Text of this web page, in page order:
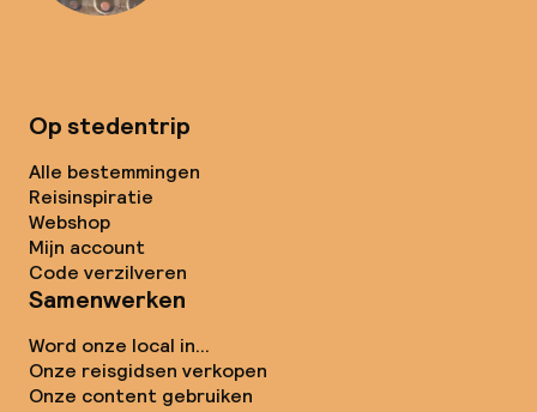
Op stedentrip
Alle bestemmingen
Reisinspiratie
Webshop
Mijn account
Code verzilveren
Samenwerken
Word onze local in...
Onze reisgidsen verkopen
Onze content gebruiken